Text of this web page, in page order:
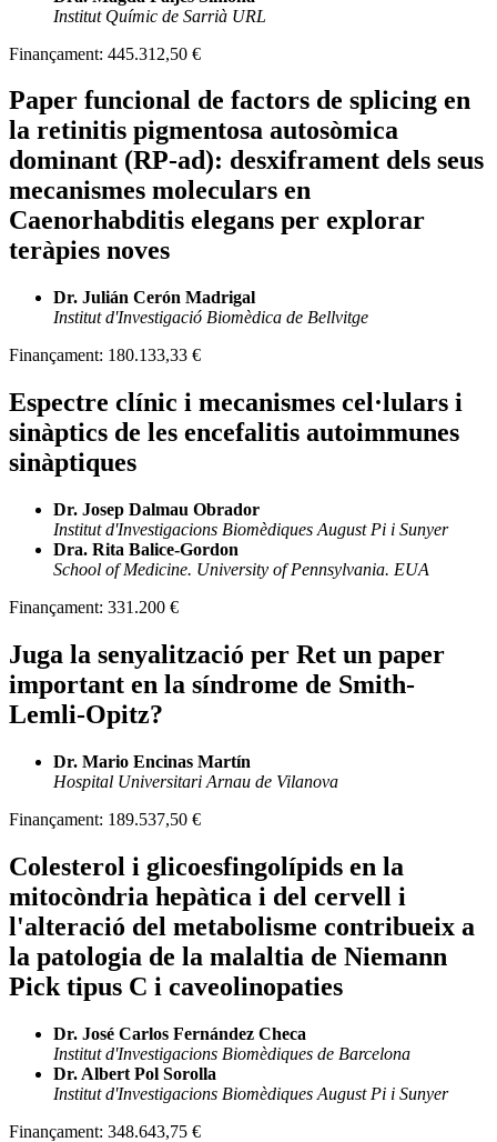
Institut Químic de Sarrià URL
Finançament: 445.312,50 €
Paper funcional de factors de splicing en
la retinitis pigmentosa autosòmica
dominant (RP-ad): desxiframent dels seus
mecanismes moleculars en
Caenorhabditis elegans per explorar
teràpies noves
Dr. Julián Cerón Madrigal
Institut d'Investigació Biomèdica de Bellvitge
Finançament: 180.133,33 €
Espectre clínic i mecanismes cel·lulars i
sinàptics de les encefalitis autoimmunes
sinàptiques
Dr. Josep Dalmau Obrador
Institut d'Investigacions Biomèdiques August Pi i Sunyer
Dra. Rita Balice-Gordon
School of Medicine. University of Pennsylvania. EUA
Finançament: 331.200 €
Juga la senyalització per Ret un paper
important en la síndrome de Smith-
Lemli-Opitz?
Dr. Mario Encinas Martín
Hospital Universitari Arnau de Vilanova
Finançament: 189.537,50 €
Colesterol i glicoesfingolípids en la
mitocòndria hepàtica i del cervell i
l'alteració del metabolisme contribueix a
la patologia de la malaltia de Niemann
Pick tipus C i caveolinopaties
Dr. José Carlos Fernández Checa
Institut d'Investigacions Biomèdiques de Barcelona
Dr. Albert Pol Sorolla
Institut d'Investigacions Biomèdiques August Pi i Sunyer
Finançament: 348.643,75 €